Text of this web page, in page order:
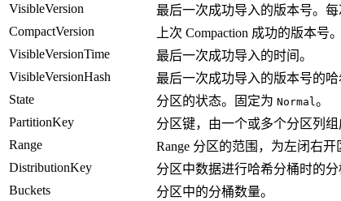
VisibleVersion
最后一次成功导入的版本号。每
CompactVersion
上次 Compaction 成功的版本号。
VisibleVersionTime
最后一次成功导入的时间。
VisibleVersionHash
最后一次成功导入的版本号的哈
State
分区的状态。固定为 Normal。
PartitionKey
分区键，由一个或多个分区列组
Range
Range 分区的范围，为左闭右开
DistributionKey
分区中数据进行哈希分桶时的分
Buckets
分区中的分桶数量。